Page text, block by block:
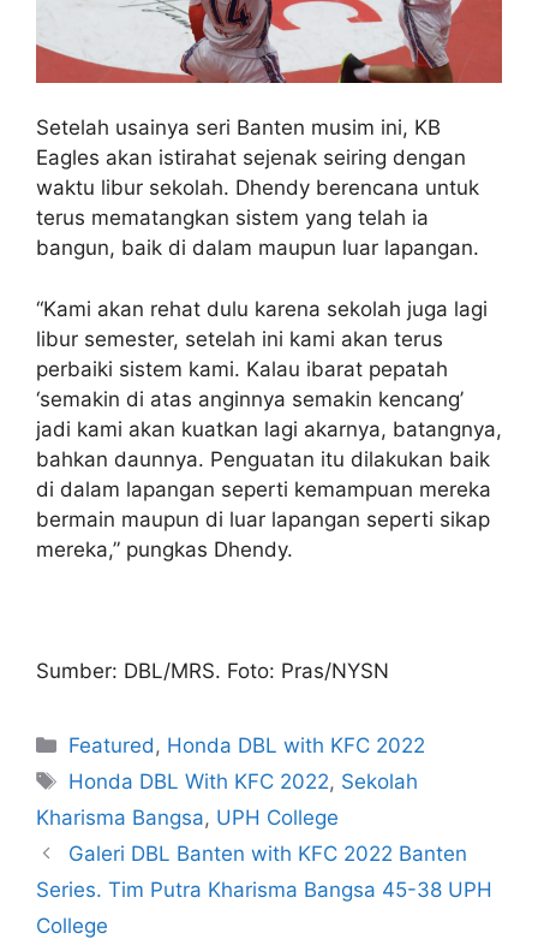
Setelah usainya seri Banten musim ini, KB
Eagles akan istirahat sejenak seiring dengan
waktu libur sekolah. Dhendy berencana untuk
terus mematangkan sistem yang telah ia
bangun, baik di dalam maupun luar lapangan.
“Kami akan rehat dulu karena sekolah juga lagi
libur semester, setelah ini kami akan terus
perbaiki sistem kami. Kalau ibarat pepatah
‘semakin di atas anginnya semakin kencang’
jadi kami akan kuatkan lagi akarnya, batangnya,
bahkan daunnya. Penguatan itu dilakukan baik
di dalam lapangan seperti kemampuan mereka
bermain maupun di luar lapangan seperti sikap
mereka,” pungkas Dhendy.
Sumber: DBL/MRS. Foto: Pras/NYSN
Featured , Honda DBL with KFC 2022
Honda DBL With KFC 2022, Sekolah
Kharisma Bangsa, UPH College
Galeri DBL Banten with KFC 2022 Banten
Series. Tim Putra Kharisma Bangsa 45-38 UPH
College